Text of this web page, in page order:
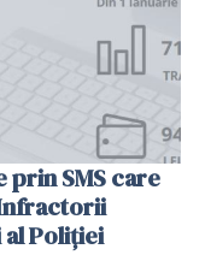
prin SMS care
al Poliției